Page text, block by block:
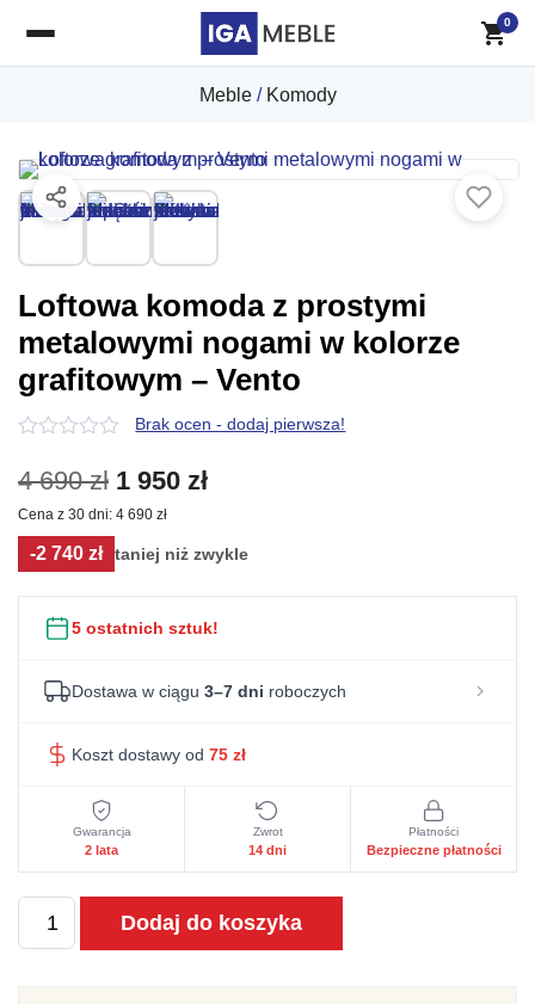
Meble/ Komody
Loftowa komoda z prostymi
metalowymi nogami w kolorze
grafitowym – Vento
z
5
Brak ocen - dodaj pierwsza!
4 690zł Pierwotna
cena
wynosiła:
1 950 złAktualna
wynosi:
Cena z 30 dni: 4 690 zł
-2 740 zł taniej niż zwykle
5 ostatnich sztuk!
Dostawa w ciągu 3–7 dni roboczych
Koszt dostawy od 75 zł
Gwarancja
2 lata
Zwrot
14 dni
Płatności
Bezpieczne płatności
ilość
Loftowa
Dodaj do koszyka
0